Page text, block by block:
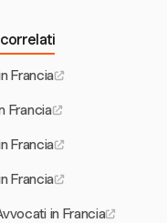
Francia
Francia
Francia
Francia
in Francia